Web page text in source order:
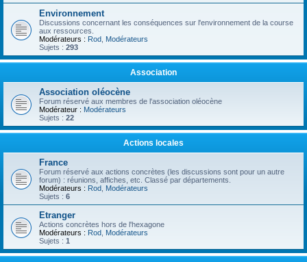
Environnement
Discussions concernant les conséquences sur l'environnement de la course
aux ressources.
Modérateurs : Rod Modérateurs
Sujets : 293
Association
Association oléocène
Forum réservé aux membres de l'association oléocène
Modérateur : Modérateurs
Sujets : 22
Actions locales
France
Forum réservé aux actions concrètes (les discussions sont pour un autre
forum) : réunions, affiches, etc. Classé par départements.
Modérateurs : Rod Modérateurs
Sujets : 6
Etranger
Actions concrètes hors de l'hexagone
Modérateurs : Rod Modérateurs
Sujets : 1